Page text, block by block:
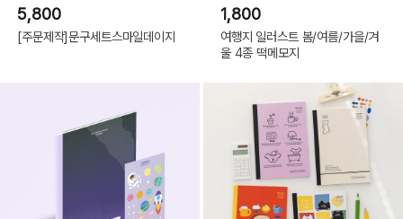
5,800
[주문제작]문구세트스마일데이지
1,800
여행지 일러스트 봄/여름/가을/겨
울 4종 떡메모지